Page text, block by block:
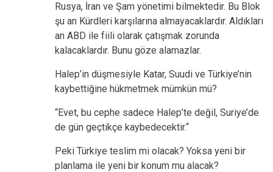
Rusya, İran ve Şam yönetimi bilmektedir. Bu Blok
şu an Kürdleri karşılarına almayacaklardır. Aldıkları
an ABD ile fiili olarak çatışmak zorunda
kalacaklardır. Bunu göze alamazlar.
Halep’in düşmesiyle Katar, Suudi ve Türkiye’nin
kaybettiğine hükmetmek mümkün mü?
“Evet, bu cephe sadece Halep’te değil, Suriye’de
de gün geçtikçe kaybedecektir.“
Peki Türkiye teslim mi olacak? Yoksa yeni bir
planlama ile yeni bir konum mu alacak?